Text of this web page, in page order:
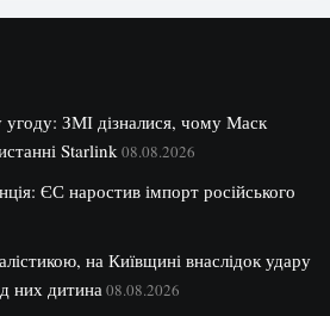
ЗМІ дізналися, чому Маск
Starlink08.08.2026
ЄС наростив імпорт російського
на Київщині внаслідок удару
них дитина08.08.2026